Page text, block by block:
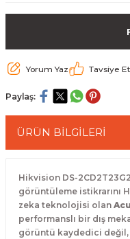
Yorum Yaz Tavsiye Et
Paylaş:
ÜRÜN BİLGİLERİ
Hikvision DS-
görüntüleme istikrarını
zeka teknolojisi olan
performanslı bir dış
görüntü kaydedici değil,